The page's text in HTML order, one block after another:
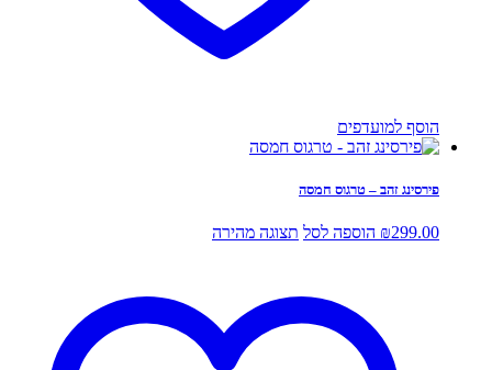
הוסף למועדפים
פירסינג זהב – טרגוס חמסה
₪299.00 הוספה לסל תצוגה מהירה